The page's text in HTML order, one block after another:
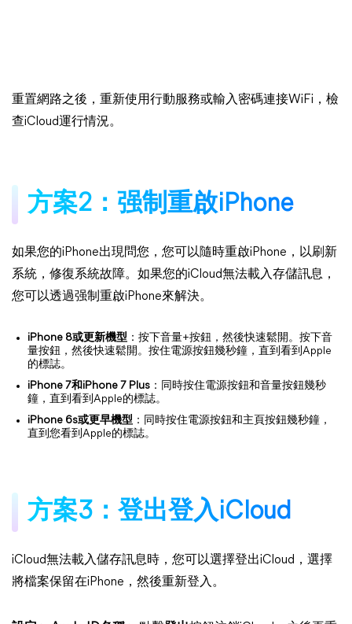
重置網路之後，重新使用行動服務或輸入密碼連接WiFi，檢
查iCloud運行情況。
方案2：强制重啟iPhone
如果您的iPhone出現問您，您可以隨時重啟iPhone，以刷新
系統，修復系統故障。如果您的iCloud無法載入存儲訊息，
您可以透過强制重啟iPhone來解決。
iPhone 8或更新機型 ：按下音量+按鈕，然後快速鬆開。按下音
量按鈕，然後快速鬆開。按住電源按鈕幾秒鐘，直到看到Apple
的標誌。
iPhone 7和iPhone 7 Plus ：同時按住電源按鈕和音量按鈕幾秒
鐘，直到看到Apple的標誌。
iPhone 6s或更早機型 ：同時按住電源按鈕和主頁按鈕幾秒鐘，
直到您看到Apple的標誌。
方案3：登出登入iCloud
iCloud無法載入儲存訊息時，您可以選擇登出iCloud，選擇
將檔案保留在iPhone，然後重新登入。